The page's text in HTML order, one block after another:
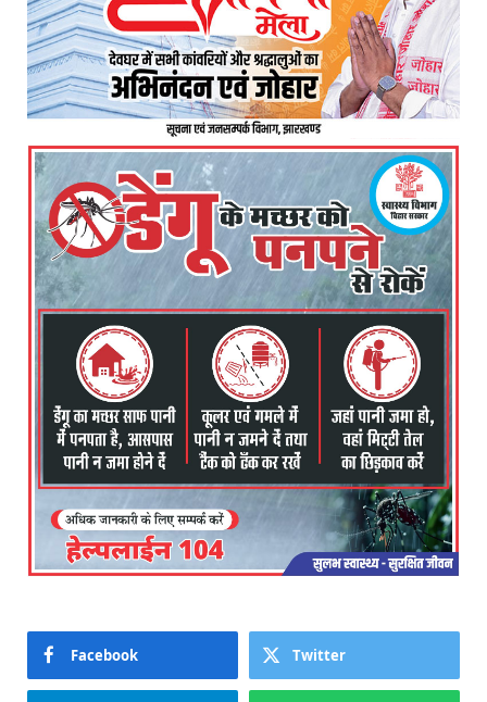
Facebook Twitter